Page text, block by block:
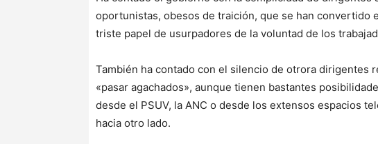
oportunistas, obesos de traición, que se han convertido
triste papel de usurpadores de la voluntad de los
También ha contado con el silencio de otrora dirigentes
«pasar agachados», aunque tienen bastantes
desde el PSUV, la ANC o desde los extensos espacios
hacia otro lado.